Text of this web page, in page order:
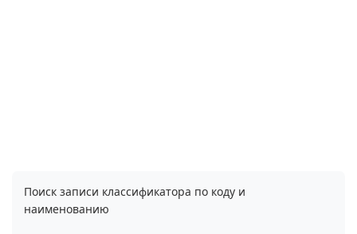
Поиск записи классификатора по коду и
наименованию